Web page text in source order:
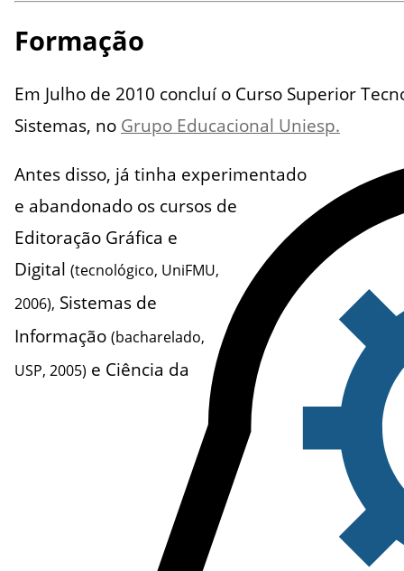
Formação
Em Julho de 2010 concluí o Curso Superior
Sistemas, no Grupo Educacional Uniesp.
Antes disso, já tinha experimentado
e abandonado os cursos de
Editoração Gráfica e
Digital (tecnológico, UniFMU,
2006), Sistemas de
Informação (bacharelado,
USP, 2005) e Ciência da